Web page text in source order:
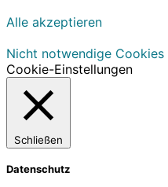
Alle akzeptieren
Nicht notwendige Cookies
Cookie-Einstellungen
Schließen
Datenschutz